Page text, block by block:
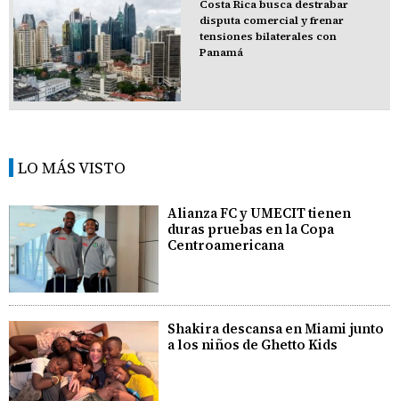
Costa Rica busca destrabar
disputa comercial y frenar
tensiones bilaterales con
Panamá
LO MÁS VISTO
Alianza FC y UMECIT tienen
duras pruebas en la Copa
Centroamericana
Shakira descansa en Miami junto
a los niños de Ghetto Kids